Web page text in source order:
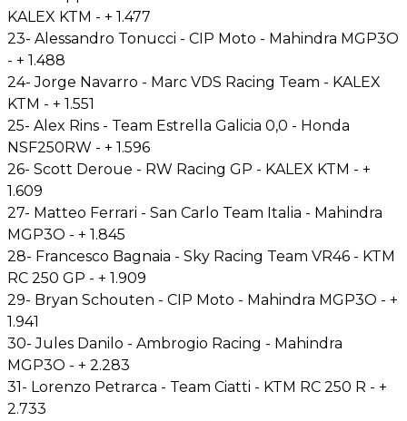
KALEX KTM - + 1.477
23- Alessandro Tonucci - CIP Moto - Mahindra MGP3O
- + 1.488
24- Jorge Navarro - Marc VDS Racing Team - KALEX
KTM - + 1.551
25- Alex Rins - Team Estrella Galicia 0,0 - Honda
NSF250RW - + 1.596
26- Scott Deroue - RW Racing GP - KALEX KTM - +
1.609
27- Matteo Ferrari - San Carlo Team Italia - Mahindra
MGP3O - + 1.845
28- Francesco Bagnaia - Sky Racing Team VR46 - KTM
RC 250 GP - + 1.909
29- Bryan Schouten - CIP Moto - Mahindra MGP3O - +
1.941
30- Jules Danilo - Ambrogio Racing - Mahindra
MGP3O - + 2.283
31- Lorenzo Petrarca - Team Ciatti - KTM RC 250 R - +
2.733